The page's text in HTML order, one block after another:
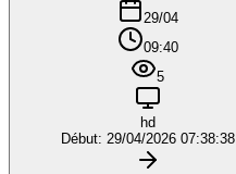
29/04
09:40
5
hd
Début: 29/04/2026 07:38:38